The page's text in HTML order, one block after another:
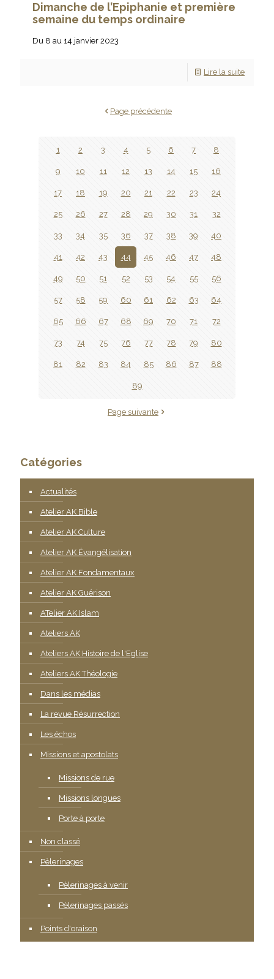
Dimanche de l’Epiphanie et première
semaine du temps ordinaire
Du 8 au 14 janvier 2023
Lire la suite
Page précédente
1 2 3 4 5 6 7 8
9 10 11 12 13 14 15 16
17 18 19 20 21 22 23 24
25 26 27 28 29 30 31 32
33 34 35 36 37 38 39 40
41 42 43 44 45 46 47 48
49 50 51 52 53 54 55 56
57 58 59 60 61 62 63 64
65 66 67 68 69 70 71 72
73 74 75 76 77 78 79 80
81 82 83 84 85 86 87 88
89
Page suivante
Catégories
Actualités
Atelier AK Bible
Atelier AK Culture
Atelier AK Évangélisation
Atelier AK Fondamentaux
Atelier AK Guérison
ATelier AK Islam
Ateliers AK
Ateliers AK Histoire de l'Eglise
Ateliers AK Théologie
Dans les médias
La revue Résurrection
Les échos
Missions et apostolats
Missions de rue
Missions longues
Porte à porte
Non classé
Pèlerinages
Pèlerinages à venir
Pèlerinages passés
Points d'oraison